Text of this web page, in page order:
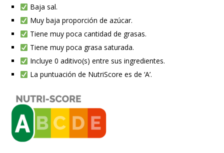
Baja sal.
Muy baja proporción de azúcar.
Tiene muy poca cantidad de grasas.
Tiene muy poca grasa saturada.
Incluye 0 aditivo(s) entre sus ingredientes.
La puntuación de NutriScore es de ‘A’.